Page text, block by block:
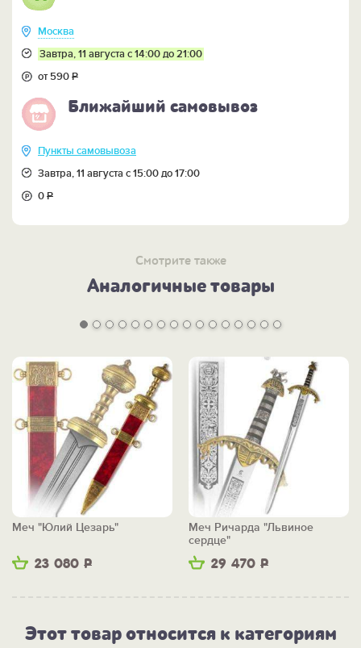
Москва
Завтра, 11 августа с 14:00 до 21:00
от 590Р
Ближайший самовывоз
Пункты самовывоза
Завтра, 11 августа с 15:00 до 17:00
0Р
Смотрите также
Аналогичные товары
23 080 Р
Меч "Юлий Цезарь"
29 470 Р
Меч Ричарда "Львиное
сердце"
Этот товар относится к категориям